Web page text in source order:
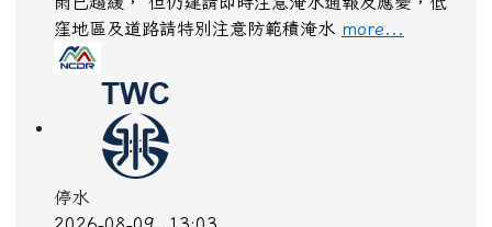
停水
2026-08-09, 12:59
台灣自來水公司
為提升供水穩定度、降低管線漏水風 險並確保民眾
用水水質安全，辦理大里區愛心及內元路等汰換管線
工程，以強化整體供水系統效能，提供更安心可靠之
用水服務。more...